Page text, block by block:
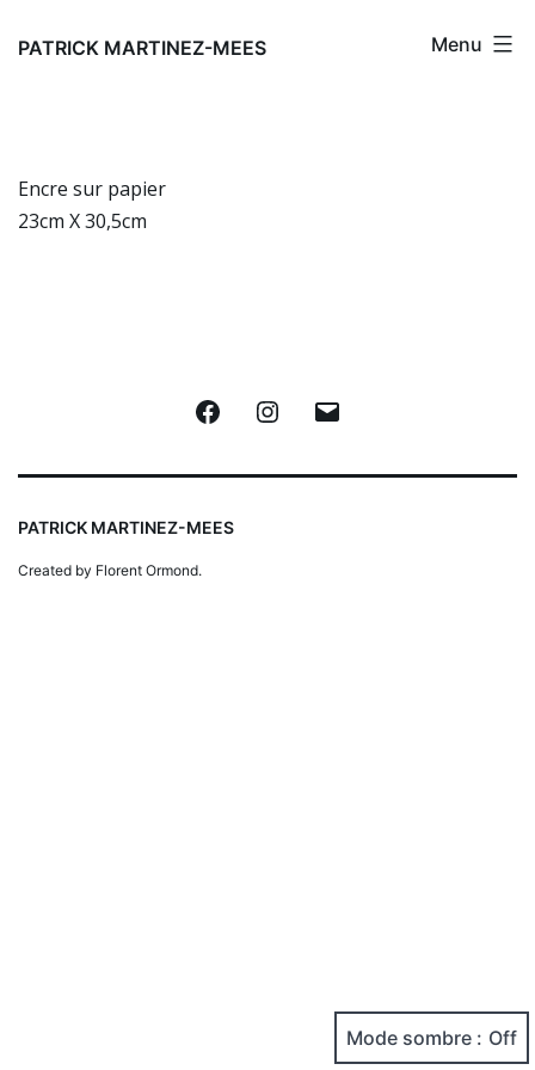
auPATRICK MARTINEZ-MEES Menu
Encre sur papier
23cm X 30,5cm
FacebookInstagram
PATRICK MARTINEZ-MEES
Created by Florent Ormond.
Mode sombre :